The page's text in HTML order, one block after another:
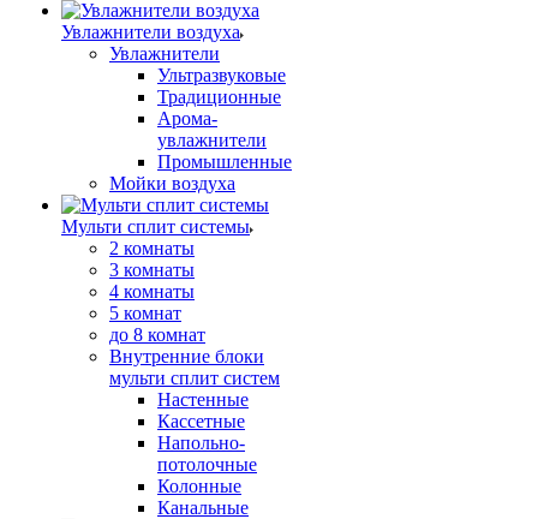
Увлажнители воздуха
Увлажнители
Ультразвуковые
Традиционные
Арома-
увлажнители
Промышленные
Мойки воздуха
Мульти сплит системы
2 комнаты
3 комнаты
4 комнаты
5 комнат
до 8 комнат
Внутренние блоки
мульти сплит систем
Настенные
Кассетные
Напольно-
потолочные
Колонные
Канальные